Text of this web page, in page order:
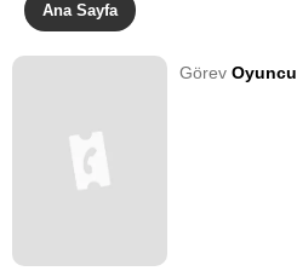
Ana Sayfa
GörevOyuncu